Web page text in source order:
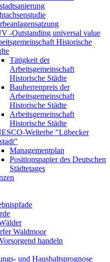
-Outstanding universal value
Historische
Tätigkeit der
Arbeitsgemeinschaft
Historische Städte
Bauherrenpreis der
Arbeitsgemeinschaft
Historische Städte
Arbeitsgemeinschaft
Historische Städte
Welterbe "Lübecker
Managementplan
Positionspapier des Deutschen
Städtetages
Waldmoor
handeln
und Haushaltsprognose